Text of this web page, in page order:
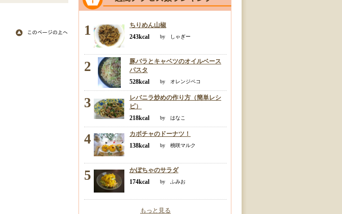
1
ちりめん山椒
243kcal
by しゃぎー
2
豚バラとキャベツのオイルベース
パスタ
528kcal
by オレンジペコ
3
レバニラ炒めの作り方（簡単レシ
ピ）
218kcal
by はなこ
4
カボチャのドーナツ！
138kcal
by 桃咲マルク
5
かぼちゃのサラダ
174kcal
by ふみお
もっと見る